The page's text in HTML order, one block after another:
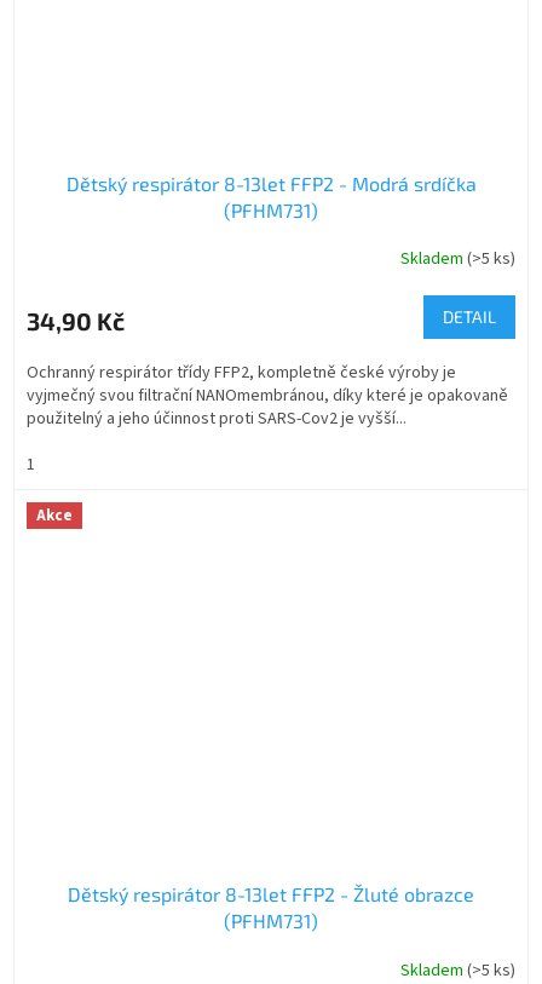
Dětský respirátor 8-13let FFP2 - Modrá srdíčka
(PFHM731)
produktu
je
z
5
hvězdiček.
Skladem(>5 ks)
34,90 Kč DETAIL
Ochranný respirátor třídy FFP2, kompletně české výroby je
vyjmečný svou filtrační NANOmembránou, díky které je opakovaně
použitelný a jeho účinnost proti SARS-Cov2 je vyšší...
1
Akce
Dětský respirátor 8-13let FFP2 - Žluté obrazce
(PFHM731)
Skladem (>5 ks)